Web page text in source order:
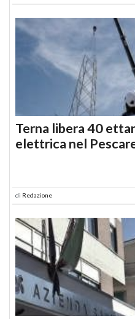
Terna libera 40
elettrica nel
di Redazione